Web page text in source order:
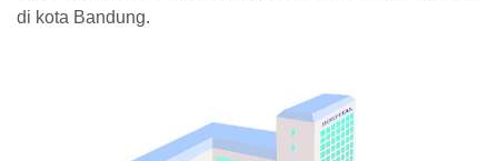
di kota Bandung.